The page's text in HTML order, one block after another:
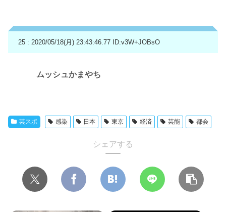
25 : 2020/05/18(月) 23:43:46.77 ID:v3W+JOBsO
ムッシュかまやち
芸スポ 感染 日本 東京 経済 芸能 都会
シェアする